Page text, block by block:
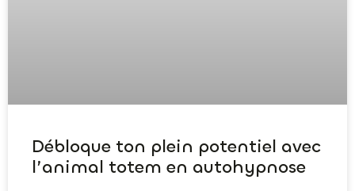
Débloque ton plein potentiel avec
l’animal totem en autohypnose